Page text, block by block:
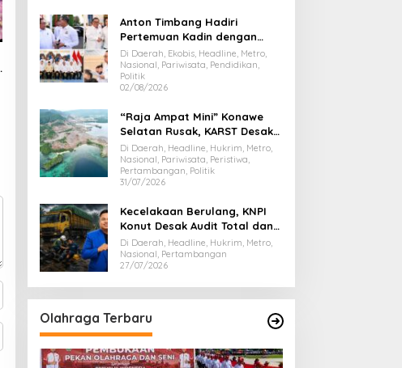
Anton Timbang Hadiri
Pertemuan Kadin dengan
Presiden Prabowo, Bawa Misi
Majukan Ekonomi Sultra
Di Daerah, Ekobis, Headline, Metro,
Nasional, Pariwisata, Pendidikan,
Politik
02/08/2026
“Raja Ampat Mini” Konawe
Selatan Rusak, KARST Desak
Gubernur Evaluasi Total
Dispar Sultra
Di Daerah, Headline, Hukrim, Metro,
Nasional, Pariwisata, Peristiwa,
Pertambangan, Politik
31/07/2026
Kecelakaan Berulang, KNPI
Konut Desak Audit Total dan
Hentikan Hauling PT SPL
Di Daerah, Headline, Hukrim, Metro,
Nasional, Pertambangan
27/07/2026
Olahraga Terbaru